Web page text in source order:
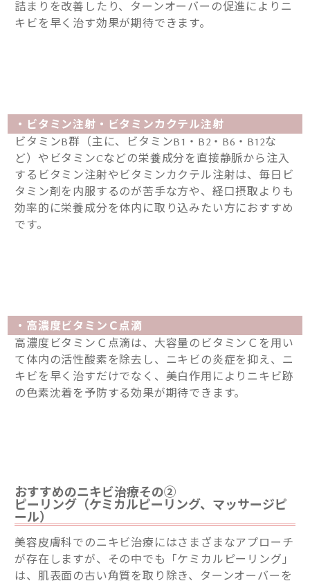
詰まりを改善したり、ターンオーバーの促進によりニ
キビを早く治す効果が期待できます。
・ビタミン注射・ビタミンカクテル注射
ビタミンB群（主に、ビタミンB1・B2・B6・B12な
ど）やビタミンCなどの栄養成分を直接静脈から注入
するビタミン注射やビタミンカクテル注射は、毎日ビ
タミン剤を内服するのが苦手な方や、経口摂取よりも
効率的に栄養成分を体内に取り込みたい方におすすめ
です。
・高濃度ビタミンＣ点滴
高濃度ビタミンＣ点滴は、大容量のビタミンＣを用い
て体内の活性酸素を除去し、ニキビの炎症を抑え、ニ
キビを早く治すだけでなく、美白作用によりニキビ跡
の色素沈着を予防する効果が期待できます。
おすすめのニキビ治療その②
ピーリング（ケミカルピーリング、マッサージピ
ール）
美容皮膚科でのニキビ治療にはさまざまなアプローチ
が存在しますが、その中でも「ケミカルピーリング」
は、肌表面の古い角質を取り除き、ターンオーバーを